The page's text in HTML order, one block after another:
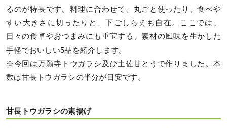
るのが特長です。料理に合わせて、丸ごと使ったり、食べや
すい大きさに切ったりと、下ごしらえも自在。ここでは、
日々の食卓やおつまみにも重宝する、素材の風味を生かした
手軽でおいしい5品を紹介します。
※今回は万願寺トウガラシ及び土佐甘とうで作りました。本
数は甘長トウガラシの半分が目安です。
甘長トウガラシの素揚げ